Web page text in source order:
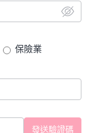
保險業